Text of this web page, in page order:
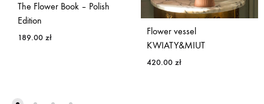
The Flower Book – Polish
Edition
189.00 zł
Flower vessel
KWIATY&MIUT
420.00 zł